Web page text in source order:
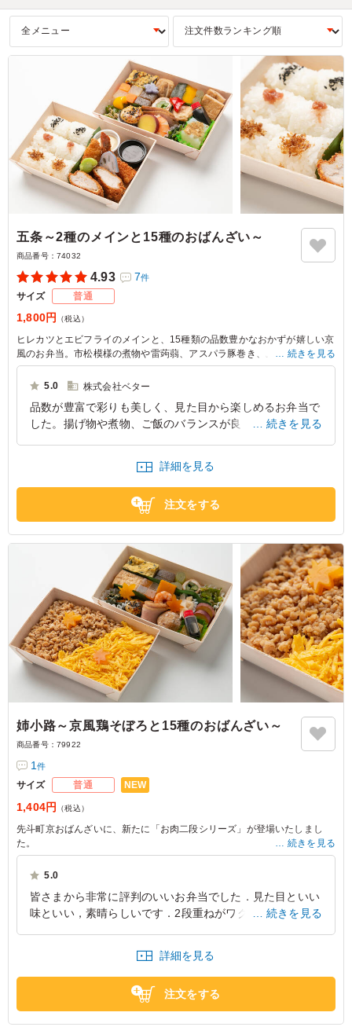
五条～2種のメインと15種のおばんざい～
商品番号： 74032
4.93 7件
サイズ 普通
1,800円 （税込）
ヒレカツとエビフライのメインと、15種類の品数豊かなおかずが嬉しい京
風のお弁当。市松模様の煮物や雷蒟蒻、アスパラ豚巻き、ふくさ卵など、
多彩な味わいを楽しめる副菜が揃い、南蛮漬けや鴨ロースも加わって華や
かに。丁寧に引いたお出汁が全体の味を優しく整え、見た目にも満足感の
です。
続きを見る
5.0 株式会社ベター
品数が豊富で彩りも美しく、見た目から楽しめるお弁当で
した。揚げ物や煮物、ご飯のバランスが良く、味付けもち
京都府京都市北区西賀茂鎮守菴町2026/07/21
続きを見る
詳細を見る
注文をする
姉小路～京風鶏そぼろと15種のおばんざい～
商品番号： 79922
1件
サイズ 普通 NEW
1,404円 （税込）
先斗町京おばんざいに、新たに「お肉二段シリーズ」が登場いたしまし
た。
一段目には、やさしい甘さに仕上げた鶏そぼろと、ふんわり錦糸卵を敷き
詰めた二色ご飯をご用意。噛むほどに広がる鶏の旨みと、京料理らしい上
二段目には、市松模様の煮物や雷蒟蒻、アスパラ豚巻き、ふくさ卵、南蛮
漬け、鴨ロースなど、15種類のおばんざいを彩り豊かに詰め込みました。
丁寧に引いたお出汁が全体の味を優しくまとめ、見た目にも華やかで満足
接待やおもてなし、ビジネスシーンや行楽のお供など、さまざまなお席を
続きを見る
5.0
皆さまから非常に評判のいいお弁当でした．見た目といい
味といい，素晴らしいです．2段重ねがワクワク感も創出
京都府京都市上京区近衛殿表町2026/07/14
続きを見る
詳細を見る
注文をする